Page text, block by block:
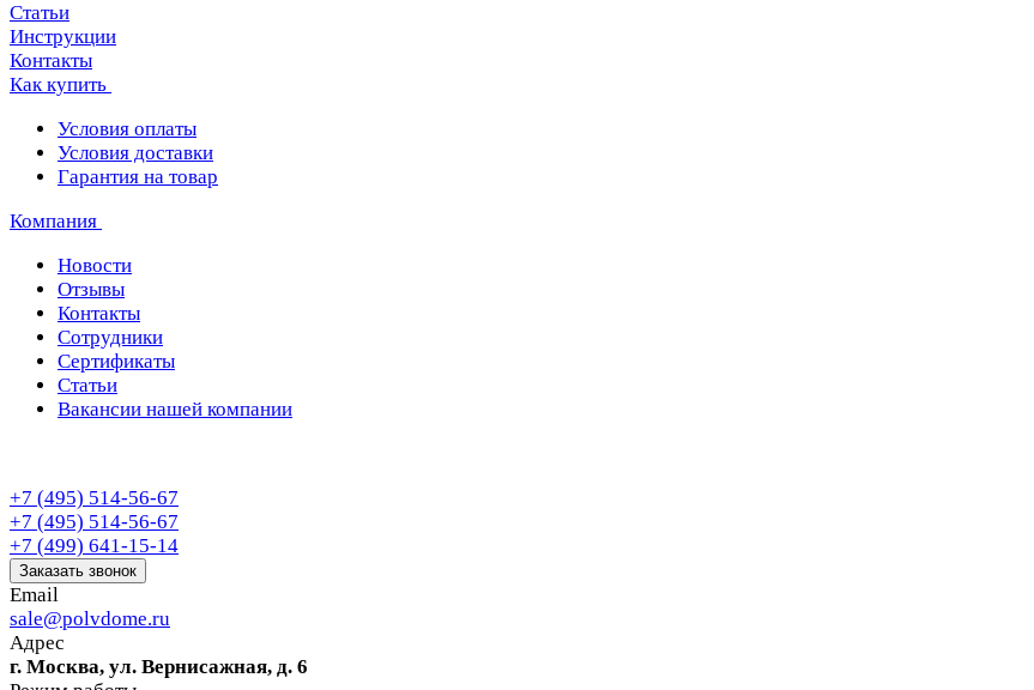
Статьи
Инструкции
Контакты
Как купить
Условия оплаты
Условия доставки
Гарантия на товар
Компания
Новости
Отзывы
Контакты
Сотрудники
Сертификаты
Статьи
Вакансии нашей компании
+7 (495) 514-56-67
+7 (495) 514-56-67
+7 (499) 641-15-14
Заказать звонок
Email
sale@polvdome.ru
Адрес
г. Москва, ул. Вернисажная, д. 6